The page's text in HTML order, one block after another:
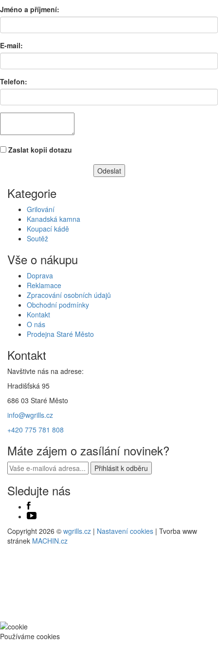
Jméno a příjmení:
E-mail:
Telefon:
Zaslat kopii dotazu
Kategorie
Grilování
Kanadská kamna
Koupací kádě
Soutěž
Vše o nákupu
Doprava
Reklamace
Zpracování osobních údajů
Obchodní podmínky
Kontakt
O nás
Prodejna Staré Město
Kontakt
Navštivte nás na adrese:
Hradišťská 95
686 03 Staré Město
info@wgrills.cz
+420 775 781 808
Máte zájem o zasílání novinek?
Sledujte nás
Copyright 2026 © wgrills.cz | Nastavení cookies | Tvorba www
stránek MACHIN.cz
Používáme cookies